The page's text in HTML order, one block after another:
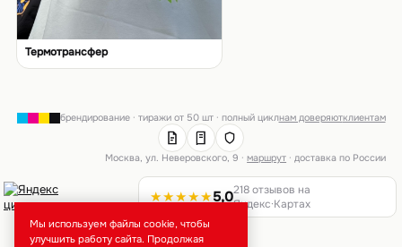
Термотрансфер
брендирование · тиражи от 50 шт · полный циклнам доверяютклиентам
Москва, ул. Неверовского, 9 ·маршрут · доставка по России
★★★★★5,0218 отзывов на
Яндекс·Картах
Мы используем файлы cookie, чтобы
улучшить работу сайта. Продолжая